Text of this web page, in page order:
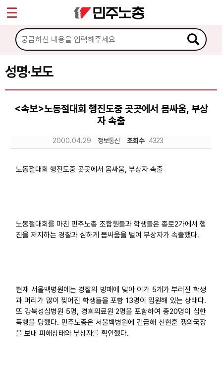
성명·보도
<속보>노동절대회 행진도중 곳곳에서 몸싸움, 부상
자 속출
2000.04.29 정보통신 조회수 4323
노동절대회 행진도중 곳곳에서 몸싸움, 부상자 속출
노동절대회를 마친 민주노총 조합원들과 학생들은 종로2가에서 행
진을 저지하는 경찰과 심하게 몸싸움을 벌여 부상자가 속출했다.
현재 서울백병원에는 경찰의 방패에 맞아 이가 5개가 부러진 학생
과 머리가 많이 찢어진 학생들을 포함 13명이 입원해 있는 상태다.
또 강북성심병원 5명, 경희의료원 2명을 포함하여 총20명이 심한
폭행을 당했다. 민주노총은 서울백병원에 긴급해 신현훈 쟁의국장
을 보내 피해상태와 부상자를 확인했다.
마이페이지
소개
소식
공지사항
성명·보도
Sketchbook5, 스케치북5
Sketchbook5, 스케치북5